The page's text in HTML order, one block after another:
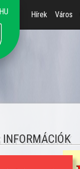
Hírek Város